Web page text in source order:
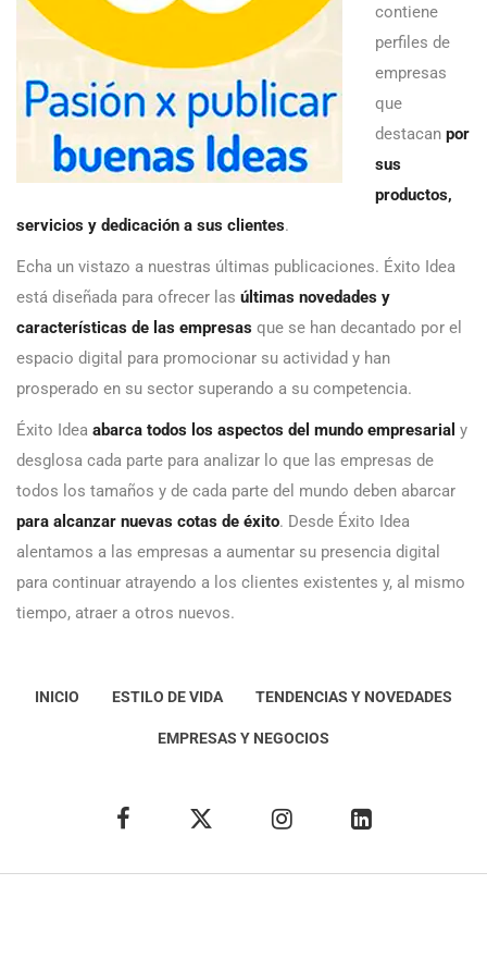
contiene
perfiles de
empresas
que
destacan por
sus
productos,
servicios y dedicación a sus clientes.
Echa un vistazo a nuestras últimas publicaciones. Éxito Idea
está diseñada para ofrecer las últimas novedades y
características de las empresas que se han decantado por el
espacio digital para promocionar su actividad y han
prosperado en su sector superando a su competencia.
Éxito Idea abarca todos los aspectos del mundo empresarial y
desglosa cada parte para analizar lo que las empresas de
todos los tamaños y de cada parte del mundo deben abarcar
para alcanzar nuevas cotas de éxito. Desde Éxito Idea
alentamos a las empresas a aumentar su presencia digital
para continuar atrayendo a los clientes existentes y, al mismo
tiempo, atraer a otros nuevos.
INICIO ESTILO DE VIDA TENDENCIAS Y NOVEDADES
EMPRESAS Y NEGOCIOS